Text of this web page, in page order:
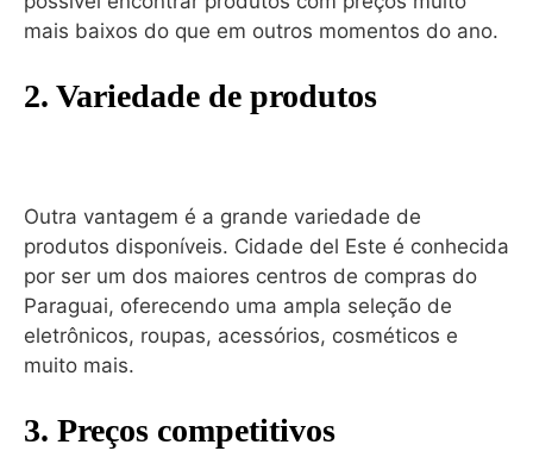
mais baixos do que em outros momentos do ano.
2. Variedade de produtos
Outra vantagem é a grande variedade de
produtos disponíveis. Cidade del Este é conhecida
por ser um dos maiores centros de compras do
Paraguai, oferecendo uma ampla seleção de
eletrônicos, roupas, acessórios, cosméticos e
muito mais.
3. Preços competitivos